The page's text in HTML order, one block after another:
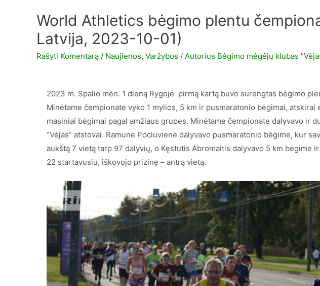
World Athletics bėgimo plentu
Latvija, 2023-10-01)
Rašyti Komentarą / Naujienos, Varžybos / Autorius Bėgimo mėgėjų klubas
2023 m. Spalio mėn. 1 dieną Rygoje pirmą kartą buvo surengtas bėgimo
Minėtame čempionate vyko 1 mylios, 5 km ir pusmaratonio bėgimai,
masiniai bėgimai pagal amžiaus grupes. Minėtame čempionate dalyvavo ir
“Vėjas” atstovai. Ramunė Pociuvienė dalyvavo pusmaratonio bėgime, kur
aukštą 7 vietą tarp 97 dalyvių, o Kęstutis Abromaitis dalyvavo 5 km bėgime
22 startavusiu, iškovojo prizinę – antrą vietą.